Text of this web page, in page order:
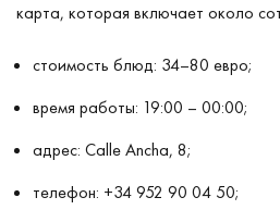
карта, которая включает около
стоимость блюд: 34–80 евро;
время работы: 19:00 – 00:00;
адрес: Calle Ancha, 8;
телефон: +34 952 90 04 50;